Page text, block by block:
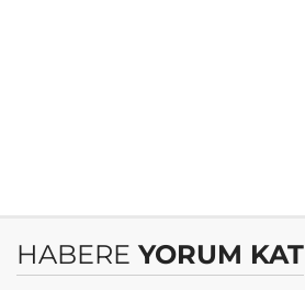
HABERE YORUM KAT